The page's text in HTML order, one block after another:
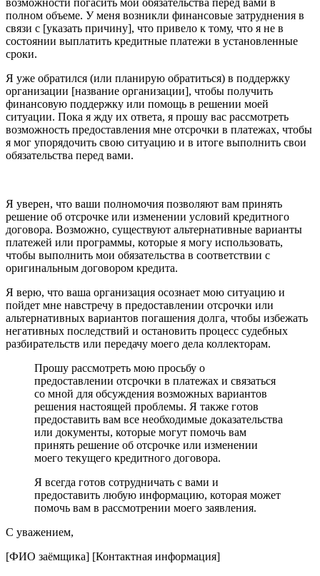
полном объеме. У меня возникли финансовые затруднения в
связи с [указать причину], что привело к тому, что я не в
состоянии выплатить кредитные платежи в установленные
сроки.
Я уже обратился (или планирую обратиться) в поддержку
организации [название организации], чтобы получить
финансовую поддержку или помощь в решении моей
ситуации. Пока я жду их ответа, я прошу вас рассмотреть
возможность предоставления мне отсрочки в платежах, чтобы
я мог упорядочить свою ситуацию и в итоге выполнить свои
обязательства перед вами.
Я уверен, что ваши полномочия позволяют вам принять
решение об отсрочке или изменении условий кредитного
договора. Возможно, существуют альтернативные варианты
платежей или программы, которые я могу использовать,
чтобы выполнить мои обязательства в соответствии с
оригинальным договором кредита.
Я верю, что ваша организация осознает мою ситуацию и
пойдет мне навстречу в предоставлении отсрочки или
альтернативных вариантов погашения долга, чтобы избежать
негативных последствий и остановить процесс судебных
разбирательств или передачу моего дела коллекторам.
Прошу рассмотреть мою просьбу о
предоставлении отсрочки в платежах и связаться
со мной для обсуждения возможных вариантов
решения настоящей проблемы. Я также готов
предоставить вам все необходимые доказательства
или документы, которые могут помочь вам
принять решение об отсрочке или изменении
моего текущего кредитного договора.
Я всегда готов сотрудничать с вами и
предоставить любую информацию, которая может
помочь вам в рассмотрении моего заявления.
С уважением,
[ФИО заёмщика] [Контактная информация]